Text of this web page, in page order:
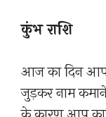
कुंभ राशि
आज का दिन
जुड़कर नाम